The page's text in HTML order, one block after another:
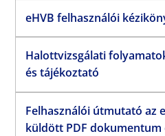
eHVB felhasználói
Halottvizsgálati
és tájékoztató
Felhasználói útmutató az
küldött PDF